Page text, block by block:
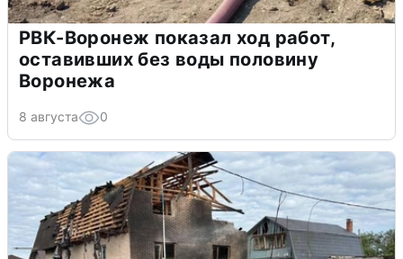
РВК-Воронеж показал ход работ,
оставивших без воды половину
Воронежа
8 августа 0